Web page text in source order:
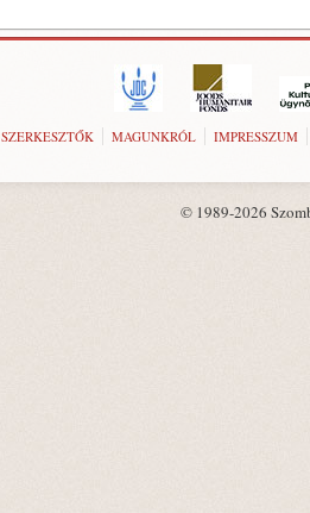
SZERKESZTŐK MAGUNKRÓL IMPRESSZUM
© 1989-2026